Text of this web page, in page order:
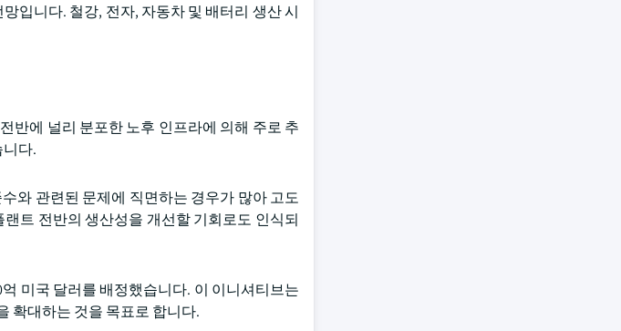
입니다. 철강, 전자, 자동차 및 배터리 생산 시
반에 널리 분포한 노후 인프라에 의해 주로 추
다.
와 관련된 문제에 직면하는 경우가 많아 고도
트 전반의 생산성을 개선할 기회로도 인식되
미국 달러를 배정했습니다. 이 이니셔티브는
확대하는 것을 목표로 합니다.